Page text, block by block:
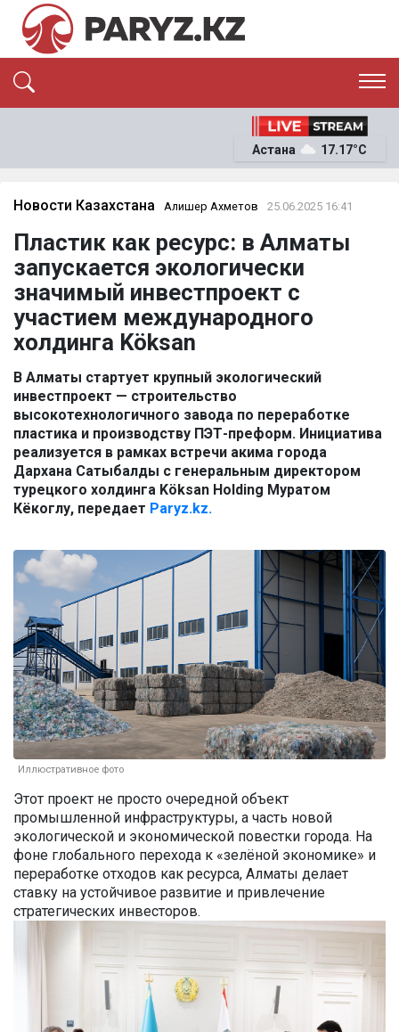
ЭКОНОМИКА
ОҚИҒА
News
Астана 17.17°C
Новости Казахстана Алишер Ахметов 25.06.2025 16:41
Пластик как ресурс: в Алматы
запускается экологически
значимый инвестпроект с
участием международного
холдинга Köksan
В Алматы стартует крупный экологический
инвестпроект — строительство
высокотехнологичного завода по переработке
пластика и производству ПЭТ-преформ. Инициатива
реализуется в рамках встречи акима города
Дархана Сатыбалды с генеральным директором
турецкого холдинга Köksan Holding Муратом
Кёкоглу, передает Paryz.kz.
Иллюстративное фото
Этот проект не просто очередной объект
промышленной инфраструктуры, а часть новой
экологической и экономической повестки города. На
фоне глобального перехода к «зелёной экономике» и
переработке отходов как ресурса, Алматы делает
ставку на устойчивое развитие и привлечение
стратегических инвесторов.